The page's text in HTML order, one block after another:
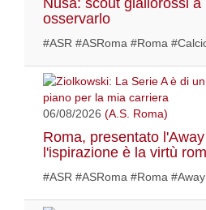
Nusa: scout giallorossi a
osservarlo
#ASR #ASRoma #Roma
06/08/2026 (A.S. Roma)
Roma, presentato
l'ispirazione è la virtù
#ASR #ASRoma #Roma